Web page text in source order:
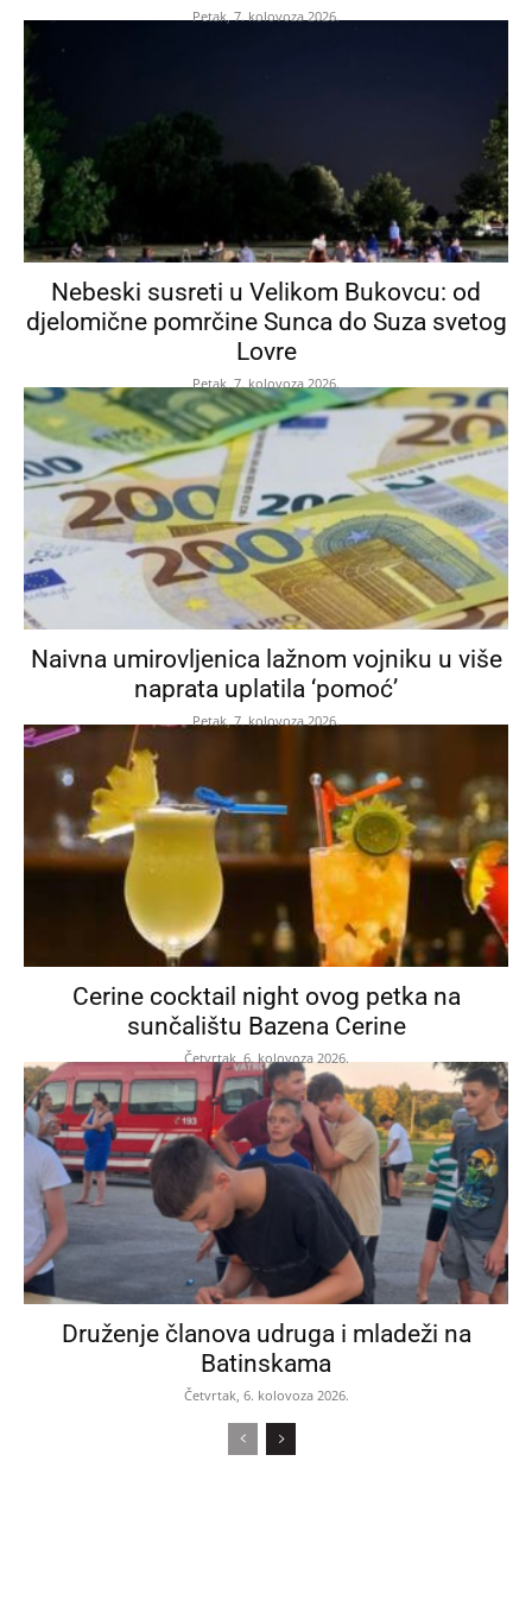
Petak, 7. kolovoza 2026.
Nebeski susreti u Velikom Bukovcu: od
djelomične pomrčine Sunca do Suza svetog
Lovre
Petak, 7. kolovoza 2026.
Naivna umirovljenica lažnom vojniku u više
naprata uplatila ‘pomoć’
Petak, 7. kolovoza 2026.
Cerine cocktail night ovog petka na
sunčalištu Bazena Cerine
Četvrtak, 6. kolovoza 2026.
Druženje članova udruga i mladeži na
Batinskama
Četvrtak, 6. kolovoza 2026.